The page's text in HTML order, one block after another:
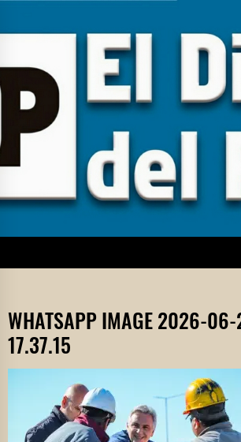
content
EL DIARIO DEL
PUEBLO
WHATSAPP IMAGE 2026-
17.37.15